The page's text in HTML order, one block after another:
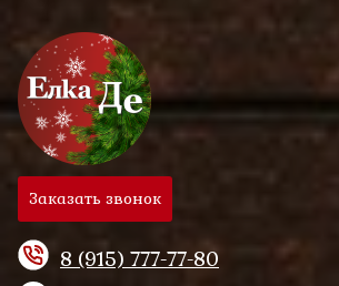
Заказать звонок
8 (915) 777-77-80